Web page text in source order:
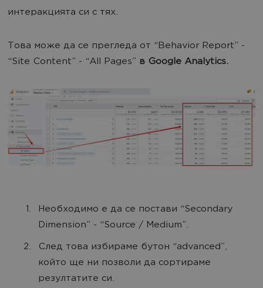
интеракцията си с тях.
Това може да се прегледа от “Behavior Report” -
“Site Content” - “All Pages” в Google Analytics.
Необходимо е да се постави “Secondary
Dimension” - “Source / Medium”.
След това избираме бутон “advanced”,
който ще ни позволи да сортираме
резултатите си.